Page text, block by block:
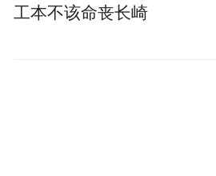
工本不该命丧长崎